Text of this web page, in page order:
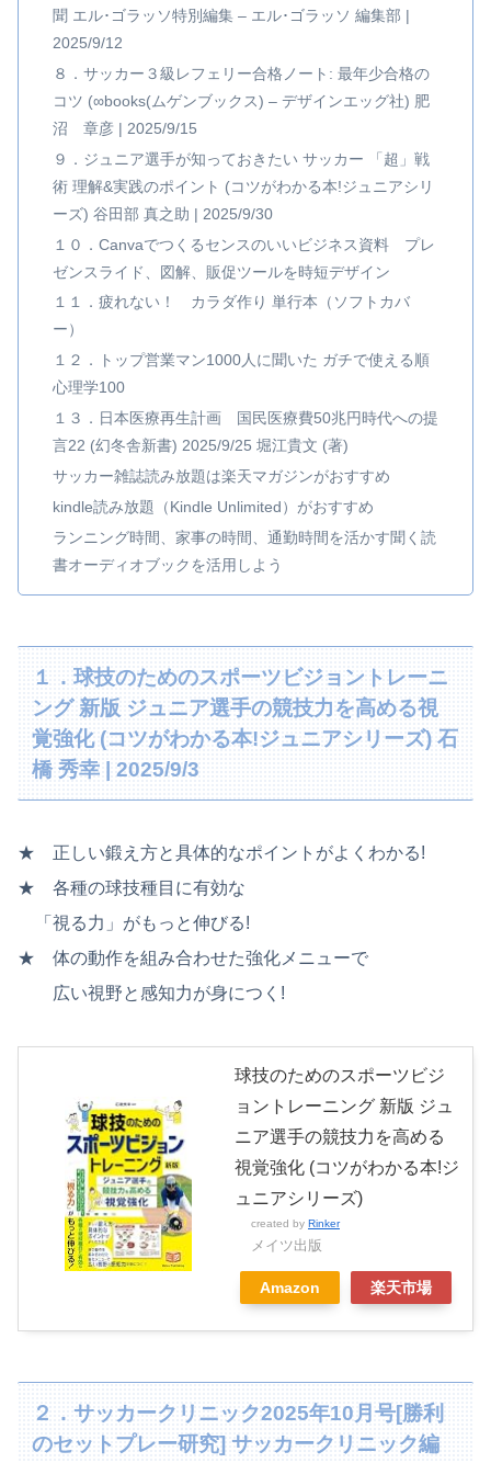
聞 エル･ゴラッソ特別編集 – エル･ゴラッソ 編集部 |
2025/9/12
８．サッカー３級レフェリー合格ノート: 最年少合格の
コツ (∞books(ムゲンブックス) – デザインエッグ社) 肥
沼 章彦 | 2025/9/15
９．ジュニア選手が知っておきたい サッカー 「超」戦
術 理解&実践のポイント (コツがわかる本!ジュニアシリ
ーズ) 谷田部 真之助 | 2025/9/30
１０．Canvaでつくるセンスのいいビジネス資料 プレ
ゼンスライド、図解、販促ツールを時短デザイン
１１．疲れない！ カラダ作り 単行本（ソフトカバ
ー）
１２．トップ営業マン1000人に聞いた ガチで使える順
心理学100
１３．日本医療再生計画 国民医療費50兆円時代への提
言22 (幻冬舎新書) 2025/9/25 堀江貴文 (著)
サッカー雑誌読み放題は楽天マガジンがおすすめ
kindle読み放題（Kindle Unlimited）がおすすめ
ランニング時間、家事の時間、通勤時間を活かす聞く読
書オーディオブックを活用しよう
１．球技のためのスポーツビジョントレーニ
ング 新版 ジュニア選手の競技力を高める視
覚強化 (コツがわかる本!ジュニアシリーズ) 石
橋 秀幸 | 2025/9/3
★ 正しい鍛え方と具体的なポイントがよくわかる!
★ 各種の球技種目に有効な
「視る力」がもっと伸びる!
★ 体の動作を組み合わせた強化メニューで
広い視野と感知力が身につく!
球技のためのスポーツビジ
ョントレーニング 新版 ジュ
ニア選手の競技力を高める
視覚強化 (コツがわかる本!ジ
ュニアシリーズ)
created by Rinker
メイツ出版
Amazon 楽天市場
２．サッカークリニック2025年10月号[勝利
のセットプレー研究] サッカークリニック編